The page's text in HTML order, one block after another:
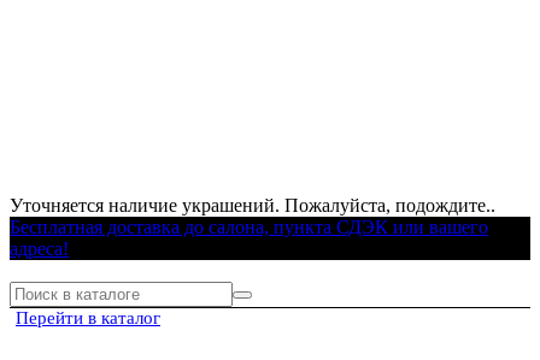
Уточняется наличие украшений. Пожалуйста, подождите..
Бесплатная доставка до салона, пункта СДЭК или вашего
адреса!
Перейти в каталог